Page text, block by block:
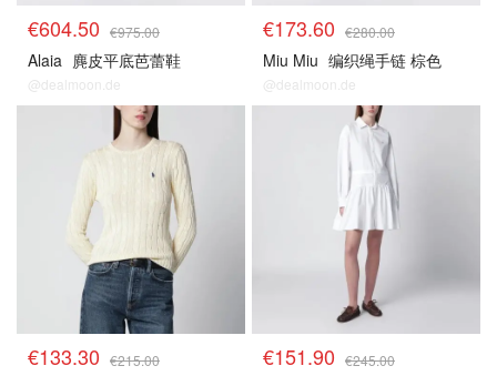
€604.50 €975.00
Alaia 麂皮平底芭蕾鞋
@dealmoon.de
€173.60 €280.00
Miu Miu 编织绳手链 棕色
@dealmoon.de
€133.30 €215.00 €151.90 €245.00